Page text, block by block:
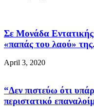
Σε Μονάδα
«παπάς του λαού»
April 3, 2020
“Δεν πιστεύω ότι
περιστατικό